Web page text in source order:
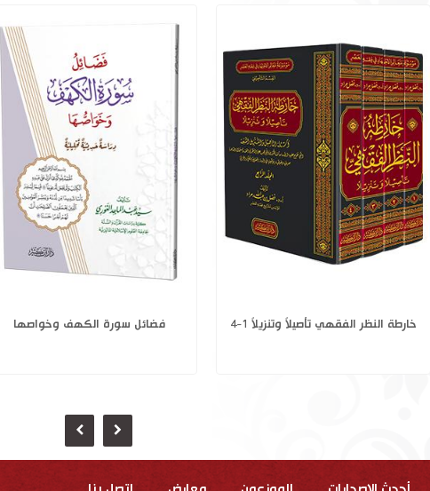
خارطة النظر الفقهي تأصيلاً وتنزيلاً 1-4
نبي الله هود عليه السلام وأسباب زوال